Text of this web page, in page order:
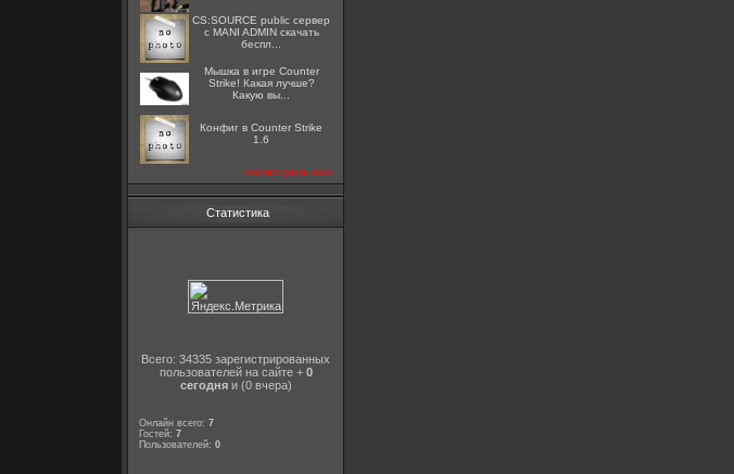
CS:SOURCE public сервер
с MANI ADMIN скачать
беспл...
Мышка в игре Counter
Strike! Какая лучше?
Какую вы...
Конфиг в Counter Strike
1.6
посмотреть все
Статистика
Всего: 34335 зарегистрированных
пользователей на сайте + 0
сегодняи (0 вчера)
Онлайн всего: 7
Гостей: 7
Пользователей: 0